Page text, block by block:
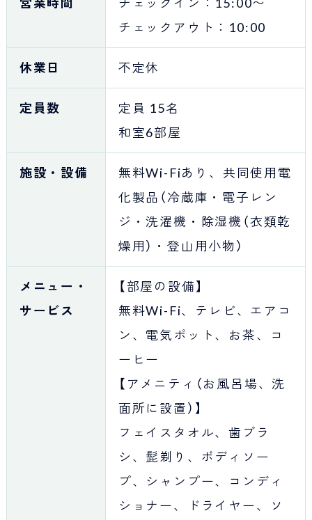
チェックアウト：10:00
休業日 不定休
定員数
定員 15名
和室6部屋
施設・設備
無料Wi-Fiあり、共同使用電
化製品（冷蔵庫・電子レン
ジ・洗濯機・除湿機（衣類乾
燥用）・登山用小物）
メニュー・
サービス
【部屋の設備】
無料Wi-Fi、テレビ、エアコ
ン、電気ポット、お茶、コ
ーヒー
【アメニティ（お風呂場、洗
面所に設置）】
フェイスタオル、歯ブラ
シ、髭剃り、ボディソー
プ、シャンプー、コンディ
ショナー、ドライヤー、ソ